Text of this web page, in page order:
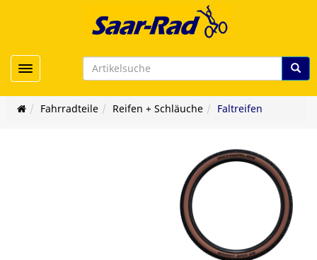
Toggle navigation
Fahrradteile Reifen + Schläuche Faltreifen